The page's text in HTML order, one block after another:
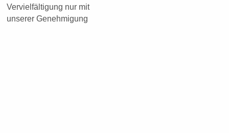
Vervielfältigung nur mit
unserer Genehmigung